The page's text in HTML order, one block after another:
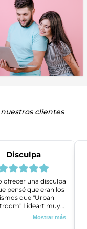
clientes
Disculpa
ofrecer una disculpa
pensé que eran los
que "Urban
Lideart muy
me ayudaron a
un problema que
Mostrar más